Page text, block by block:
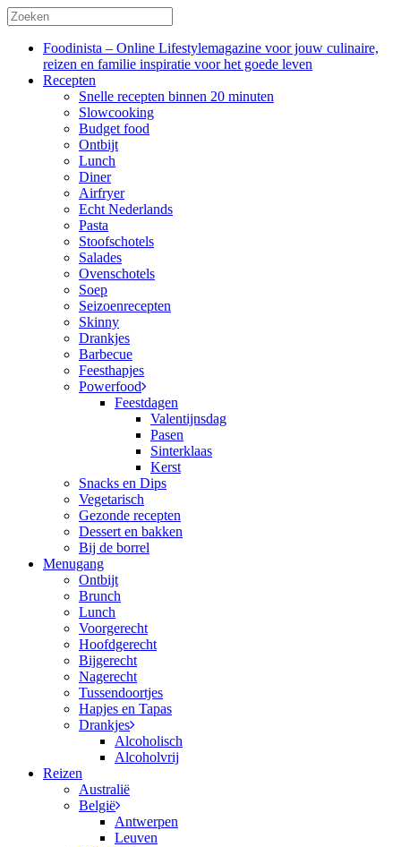
Foodinista – Online Lifestylemagazine voor jouw culinaire,
reizen en familie inspiratie voor het goede leven
Recepten
Snelle recepten binnen 20 minuten
Slowcooking
Budget food
Ontbijt
Lunch
Diner
Airfryer
Echt Nederlands
Pasta
Stoofschotels
Salades
Ovenschotels
Soep
Seizoenrecepten
Skinny
Drankjes
Barbecue
Feesthapjes
Powerfood
Feestdagen
Valentijnsdag
Pasen
Sinterklaas
Kerst
Snacks en Dips
Vegetarisch
Gezonde recepten
Dessert en bakken
Bij de borrel
Menugang
Ontbijt
Brunch
Lunch
Voorgerecht
Hoofdgerecht
Bijgerecht
Nagerecht
Tussendoortjes
Hapjes en Tapas
Drankjes
Alcoholisch
Alcoholvrij
Reizen
Australië
België
Antwerpen
Leuven